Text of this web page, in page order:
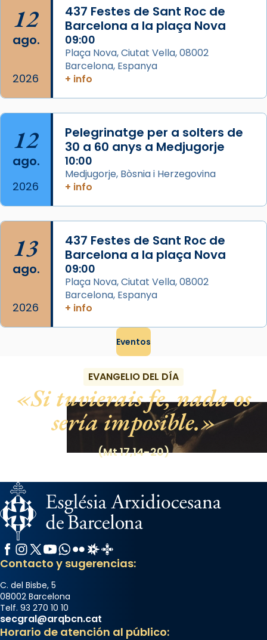
Acompanyant la història de sant Cugat, a
partir de l’Edat Mitjana sorgeix la tradició
que les santes Juliana (“relatiu a Júlia”) i
Semproniana (“relatiu a Semprònia =
eterna”) són deixebles seves. I l’any 1667, el
frare Joan Gaspar Roig, afirma en una obra
que les santes són filles de l’antiga Iluro.
Mataró en reivindicarà les relíq
Foto
View on Facebook ·
12
ago.
2026
437 Festes de Sant Roc de
Barcelona a la plaça Nova
09:00
Plaça Nova, Ciutat Vella, 08002
Barcelona, Espanya
+ info
12
ago.
2026
Pelegrinatge per a solters de
30 a 60 anys a Medjugorje
10:00
Medjugorje, Bòsnia i Herzegovina
+ info
13
ago.
2026
437 Festes de Sant Roc de
Barcelona a la plaça Nova
09:00
Plaça Nova, Ciutat Vella, 08002
Barcelona, Espanya
+ info
Eventos
EVANGELIO DEL DÍA
Si tuvierais fe, nada os
sería imposible.
(Mt 17,14-20)
Facebook
Instagram
X / Twitter
YouTube
WhatsApp
FlickrRadio Estel
Catalunya Cristiana
Contacto y sugerencias:
C. del Bisbe, 5
08002 Barcelona
Telf. 93 270 10 10
secgral@arqbcn.cat
Horario de atención al público: